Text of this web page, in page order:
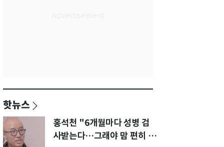
핫뉴스
홍석천 "6개월마다 성병 검
사받는다…그래야 맘 편히 성